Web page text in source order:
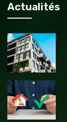
Actualités